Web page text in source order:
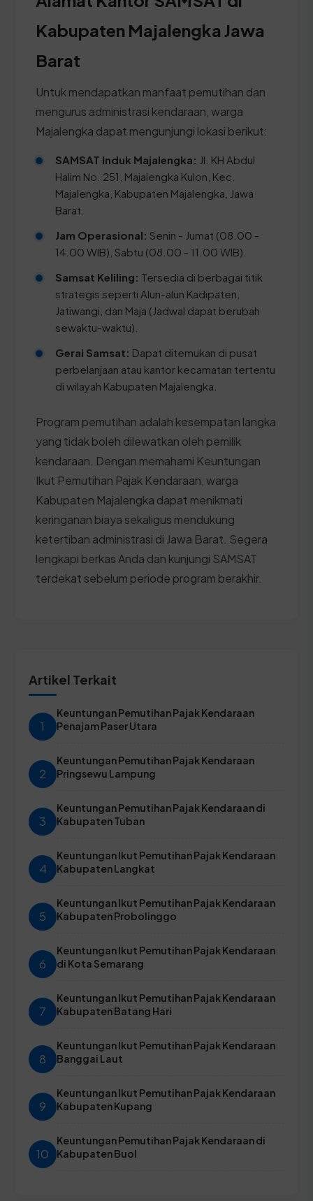
Kabupaten Majalengka Jawa
Barat
Untuk mendapatkan manfaat pemutihan dan
mengurus administrasi kendaraan, warga
Majalengka dapat mengunjungi lokasi berikut:
SAMSAT Induk Majalengka: Jl. KH Abdul
Halim No. 251, Majalengka Kulon, Kec.
Majalengka, Kabupaten Majalengka, Jawa
Barat.
Jam Operasional: Senin - Jumat (08.00 -
14.00 WIB), Sabtu (08.00 - 11.00 WIB).
Samsat Keliling: Tersedia di berbagai titik
strategis seperti Alun-alun Kadipaten,
Jatiwangi, dan Maja (Jadwal dapat berubah
sewaktu-waktu).
Gerai Samsat: Dapat ditemukan di pusat
perbelanjaan atau kantor kecamatan tertentu
di wilayah Kabupaten Majalengka.
Program pemutihan adalah kesempatan langka
yang tidak boleh dilewatkan oleh pemilik
kendaraan. Dengan memahami Keuntungan
Ikut Pemutihan Pajak Kendaraan, warga
Kabupaten Majalengka dapat menikmati
keringanan biaya sekaligus mendukung
ketertiban administrasi di Jawa Barat. Segera
lengkapi berkas Anda dan kunjungi SAMSAT
terdekat sebelum periode program berakhir.
Artikel Terkait
1
Keuntungan Pemutihan Pajak Kendaraan
Penajam Paser Utara
2
Keuntungan Pemutihan Pajak Kendaraan
Pringsewu Lampung
3
Keuntungan Pemutihan Pajak Kendaraan di
Kabupaten Tuban
4
Keuntungan Ikut Pemutihan Pajak Kendaraan
Kabupaten Langkat
5
Keuntungan Ikut Pemutihan Pajak Kendaraan
Kabupaten Probolinggo
6
Keuntungan Ikut Pemutihan Pajak Kendaraan
di Kota Semarang
7
Keuntungan Ikut Pemutihan Pajak Kendaraan
Kabupaten Batang Hari
8
Keuntungan Ikut Pemutihan Pajak Kendaraan
Banggai Laut
9
Keuntungan Ikut Pemutihan Pajak Kendaraan
Kabupaten Kupang
10
Keuntungan Pemutihan Pajak Kendaraan di
Kabupaten Buol